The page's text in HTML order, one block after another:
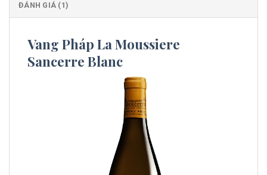
ĐÁNH GIÁ (1)
Vang Pháp La Moussiere
Sancerre Blanc